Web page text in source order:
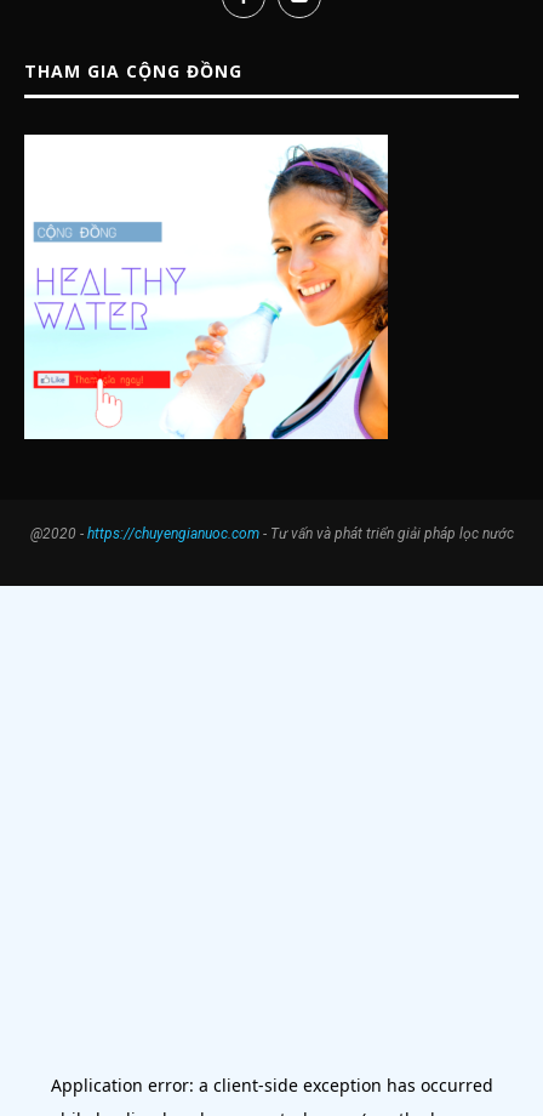
THAM GIA CỘNG ĐỒNG
@2020 - https://chuyengianuoc.com- Tư vấn và phát triển giải pháp lọc nước